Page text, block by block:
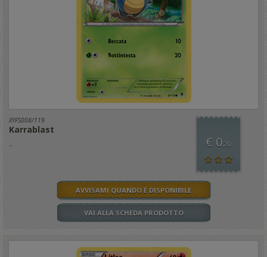
XYFS008/119
Karrablast
.. € 0,20
AVVISAMI QUANDO È DISPONIBILE
VAI ALLA SCHEDA PRODOTTO